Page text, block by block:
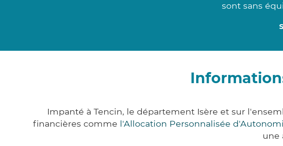
sont sans
Impanté à Tencin, le département Isère et sur
financières comme l'Allocation Personnalisée
une